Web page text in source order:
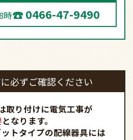
取り付けに電気工事が
トタイプの配線器具には
けできません。
ご注意ください！